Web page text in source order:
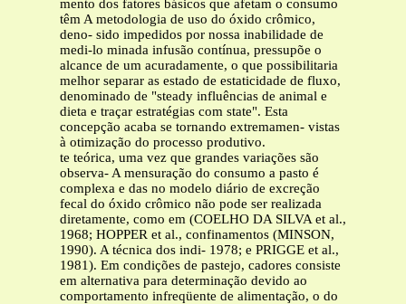
mento dos fatores básicos que afetam o consumo
têm A metodologia de uso do óxido crômico,
deno- sido impedidos por nossa inabilidade de
medi-lo minada infusão contínua, pressupõe o
alcance de um acuradamente, o que possibilitaria
melhor separar as estado de estaticidade de fluxo,
denominado de "steady influências de animal e
dieta e traçar estratégias com state". Esta
concepção acaba se tornando extremamen- vistas
à otimização do processo produtivo.
te teórica, uma vez que grandes variações são
observa- A mensuração do consumo a pasto é
complexa e das no modelo diário de excreção
fecal do óxido crômico não pode ser realizada
diretamente, como em (COELHO DA SILVA et al.,
1968; HOPPER et al., confinamentos (MINSON,
1990). A técnica dos indi- 1978; e PRIGGE et al.,
1981). Em condições de pastejo, cadores consiste
em alternativa para determinação devido ao
comportamento infreqüente de alimentação, o do